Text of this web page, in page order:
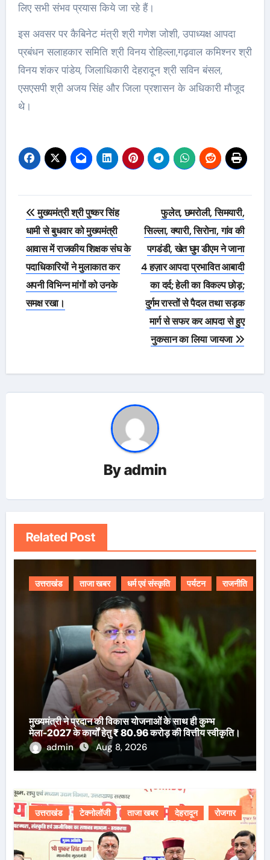
लिए सभी संभव प्रयास किये जा रहे हैं।
इस अवसर पर कैबिनेट मंत्री श्री गणेश जोशी, उपाध्यक्ष आपदा
प्रबंधन सलाहकार समिति श्री विनय रोहिल्ला,गढ़वाल कमिश्नर श्री
विनय शंकर पांडेय, जिलाधिकारी देहरादून श्री सविन बंसल,
एसएसपी श्री अजय सिंह और जिला प्रशासन के अधिकारी मौजूद
थे।
Post
navigation
मुख्यमंत्री श्री पुष्कर सिंह
धामी से बुधवार को मुख्यमंत्री
आवास में राजकीय शिक्षक संघ के
पदाधिकारियों ने मुलाकात कर
अपनी विभिन्न मांगों को उनके
समक्ष रखा।
फुलेत, छमरोली, सिमयारी,
सिल्ला, क्यारी, सिरोना, गांव की
पगडंडी, खेत घुम डीएम ने जाना
4 हज़ार आपदा प्रभावित आबादी
का दर्द; हेली का विकल्प छोड़;
दुर्गम रास्तों से पैदल तथा सड़क
मार्ग से सफर कर आपदा से हुए
नुकसान का लिया जायजा
Byadmin
Related Post
उत्तराखंड ताजा खबर धर्म एवं संस्कृति पर्यटन राजनीति
मुख्यमंत्री ने प्रदान की विकास योजनाओं के साथ ही कुम्भ
मेला-2027 के कार्यों हेतु ₹ 80.96 करोड़ की वित्तीय स्वीकृति।
admin
Aug 8, 2026
उत्तराखंड टेक्नोलॉजी ताजा खबर देहरादून रोजगार